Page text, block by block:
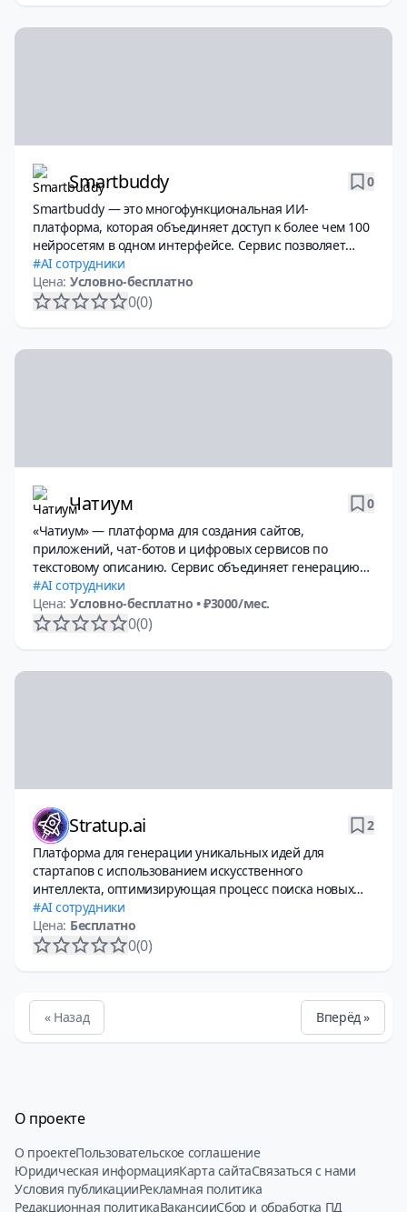
Smartbuddy
0
Smartbuddy — это многофункциональная ИИ-
платформа, которая объединяет доступ к более чем 100
нейросетям в одном интерфейсе. Сервис позволяет
решать широкий спектр задач: от генерации текста и
изображений до анализа данных, создания бизнес-
планов и автоматической визуализации процессов.
AI сотрудники
Цена: Условно-бесплатно
0(0)
Чатиум
0
«Чатиум» — платформа для создания сайтов,
приложений, чат-ботов и цифровых сервисов по
текстовому описанию. Сервис объединяет генерацию
кода, хостинг и backend-инфраструктуру, позволяя
запускать полноценные продукты без
программирования.
AI сотрудники
Цена: Условно-бесплатно • ₽3000/мес.
0(0)
Stratup.ai
2
Платформа для генерации уникальных идей для
стартапов с использованием искусственного
интеллекта, оптимизирующая процесс поиска новых
бизнес-возможностей
AI сотрудники
Цена: Бесплатно
0(0)
« Назад Вперёд »
О проекте
О проектеПользовательское соглашение
Юридическая информацияКарта сайтаСвязаться с нами
Условия публикацииРекламная политика
Редакционная политикаВакансииСбор и обработка ПД